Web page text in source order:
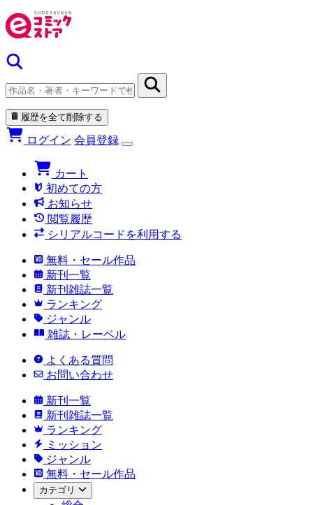
履歴を全て削除する
ログイン 会員登録
カート
初めての方
お知らせ
閲覧履歴
シリアルコードを利用する
無料・セール作品
新刊一覧
新刊雑誌一覧
ランキング
ジャンル
雑誌・レーベル
よくある質問
お問い合わせ
新刊一覧
新刊雑誌一覧
ランキング
ミッション
ジャンル
無料・セール作品
カテゴリ